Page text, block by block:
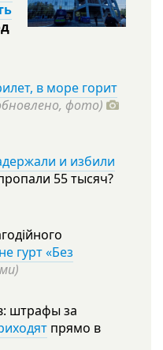
в море горит
фото)
и избили
55тысяч?
гурт «Без
штрафы за
прямо в